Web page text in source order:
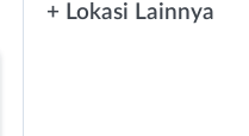
+ Lokasi Lainnya